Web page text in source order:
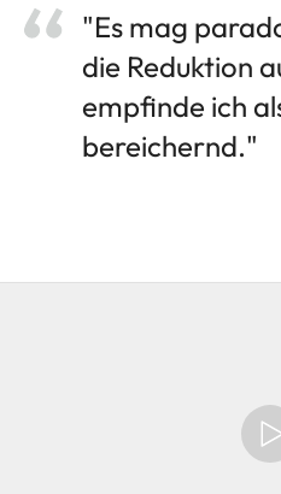
"Es mag
die Reduktion
empfinde ich
bereichernd."